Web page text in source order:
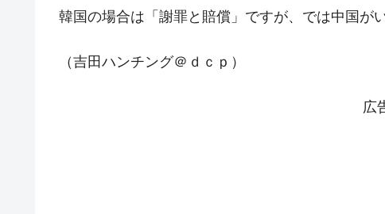
Fact1 発表から2日で大崩壊、鳴かず飛ばずに終わりそ
Fact1
セレクトセールの高額取引馬が稼いだ金額とは？
韓国の場合は「謝罪と賠償」ですが、では中国が
（吉田ハンチング＠ｄｃｐ）
広